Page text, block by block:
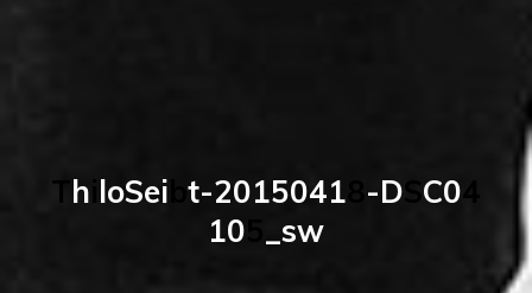
T h loSei t-2015041 -D C0
10 sw